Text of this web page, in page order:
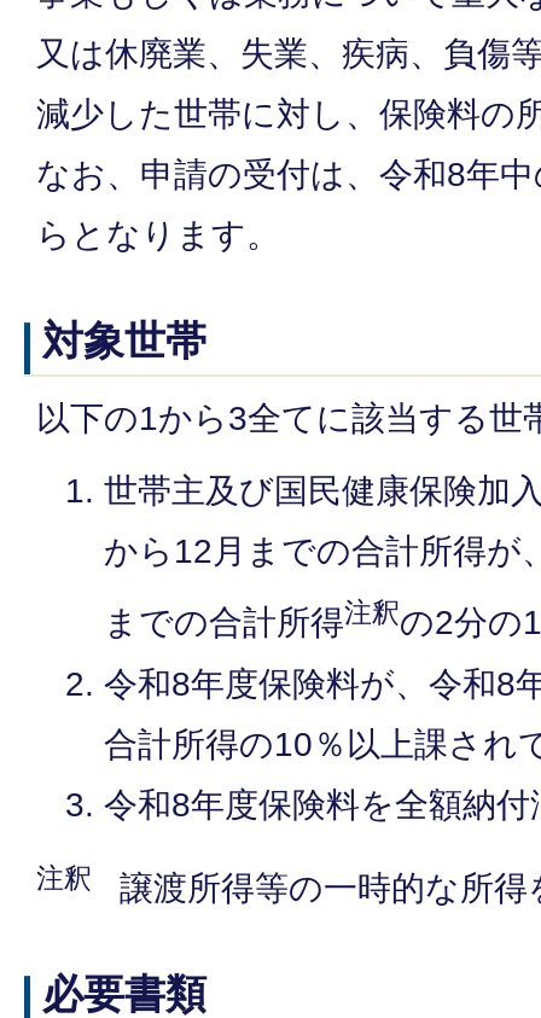
又は休廃業、失業、疾病、負傷
減少した世帯に対し、保険料の
なお、申請の受付は、令和8年
らとなります。
対象世帯
以下の1から3全てに該当する世
世帯主及び国民健康保険加
から12月までの合計所得が
までの合計所得注釈の2分の
令和8年度保険料が、令和8
合計所得の10％以上課され
令和8年度保険料を全額納
注釈 譲渡所得等の一時的な所得
必要書類